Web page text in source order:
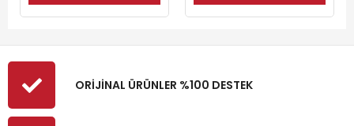
ORİJİNAL ÜRÜNLER %100 DESTEK